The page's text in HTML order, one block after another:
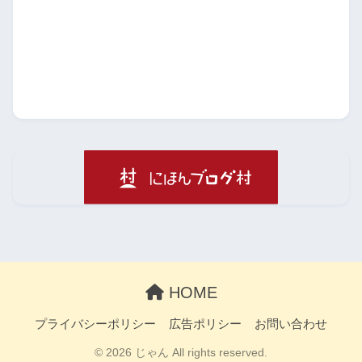
HOME
プライバシーポリシー 広告ポリシー お問い合わせ
© 2026 じゃん All rights reserved.